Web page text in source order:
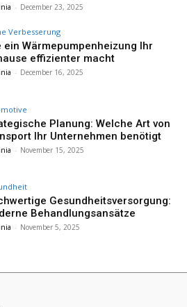
- December 23, 2025
Verbesserung
ein Wärmepumpenheizung Ihr
effizienter macht
- December 16, 2025
Planung: Welche Art von
Ihr Unternehmen benötigt
- November 15, 2025
Gesundheitsversorgung:
Behandlungsansätze
- November 5, 2025